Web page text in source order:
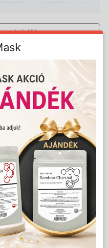
jelöl
Kosárba
érő rázkódás
PRO csúszás gátló és